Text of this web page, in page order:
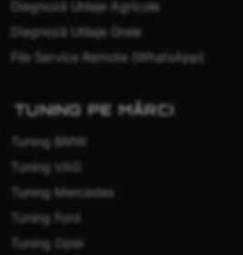
Diagnoză Utilaje Agricole
Diagnoză Utilaje Grele
File Service Remote (WhatsApp)
TUNING PE MĂRCI
Tuning BMW
Tuning VAG
Tuning Mercedes
Tuning Ford
Tuning Opel